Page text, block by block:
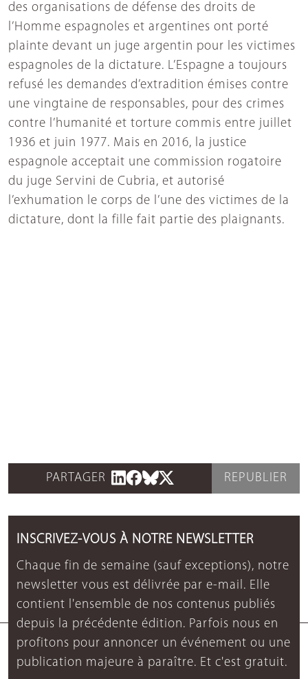
des organisations de défense des droits de
l’Homme espagnoles et argentines ont porté
plainte devant un juge argentin pour les victimes
espagnoles de la dictature. L’Espagne a toujours
refusé les demandes d’extradition émises contre
une vingtaine de responsables, pour des crimes
contre l’humanité et torture commis entre juillet
1936 et juin 1977. Mais en 2016, la justice
espagnole acceptait une commission rogatoire
du juge Servini de Cubria, et autorisé
l’exhumation le corps de l’une des victimes de la
dictature, dont la fille fait partie des plaignants.
PARTAGER REPUBLIER
INSCRIVEZ-VOUS À NOTRE NEWSLETTER
Chaque fin de semaine (sauf exceptions), notre
newsletter vous est délivrée par e-mail. Elle
contient l'ensemble de nos contenus publiés
depuis la précédente édition. Parfois nous en
profitons pour annoncer un événement ou une
publication majeure à paraître. Et c'est gratuit.